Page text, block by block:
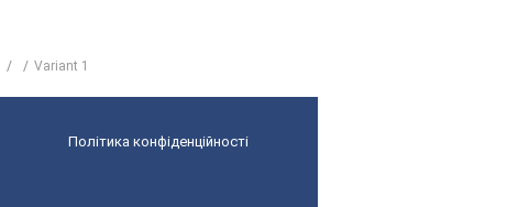
Variant 1
Політика конфіденційності